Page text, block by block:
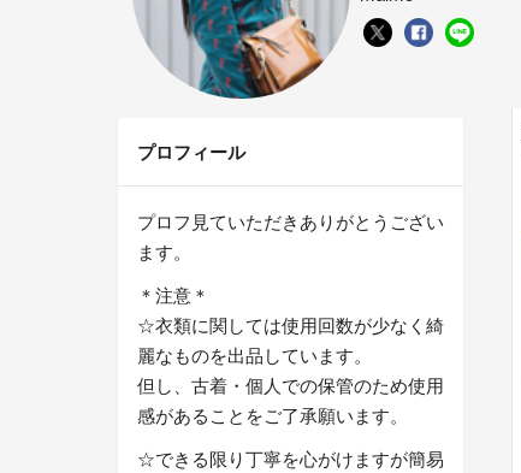
プロフィール
プロフ見ていただきありがとうござい
ます。
＊注意＊
☆衣類に関しては使用回数が少なく綺
麗なものを出品しています。
但し、古着・個人での保管のため使用
感があることをご了承願います。
☆できる限り丁寧を心がけますが簡易